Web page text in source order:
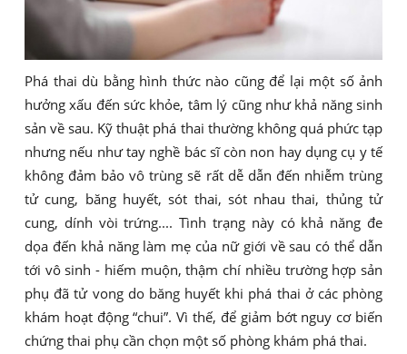
Phá thai dù bằng hình thức nào cũng để lại một số ảnh
hưởng xấu đến sức khỏe, tâm lý cũng như khả năng sinh
sản về sau. Kỹ thuật phá thai thường không quá phức tạp
nhưng nếu như tay nghề bác sĩ còn non hay dụng cụ y tế
không đảm bảo vô trùng sẽ rất dễ dẫn đến nhiễm trùng
tử cung, băng huyết, sót thai, sót nhau thai, thủng tử
cung, dính vòi trứng.... Tình trạng này có khả năng đe
dọa đến khả năng làm mẹ của nữ giới về sau có thể dẫn
tới vô sinh - hiếm muộn, thậm chí nhiều trường hợp sản
phụ đã tử vong do băng huyết khi phá thai ở các phòng
khám hoạt động “chui”. Vì thế, để giảm bớt nguy cơ biến
chứng thai phụ cần chọn một số phòng khám phá thai.